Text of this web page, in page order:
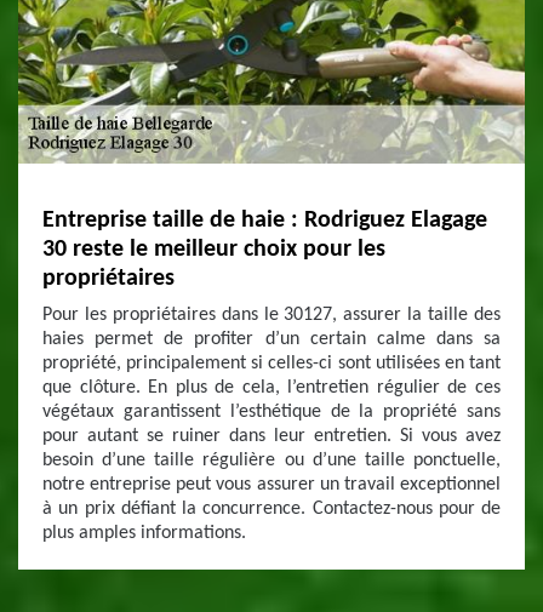
Entreprise taille de haie : Rodriguez Elagage
30 reste le meilleur choix pour les
propriétaires
Pour les propriétaires dans le 30127, assurer la taille des
haies permet de profiter d’un certain calme dans sa
propriété, principalement si celles-ci sont utilisées en tant
que clôture. En plus de cela, l’entretien régulier de ces
végétaux garantissent l’esthétique de la propriété sans
pour autant se ruiner dans leur entretien. Si vous avez
besoin d’une taille régulière ou d’une taille ponctuelle,
notre entreprise peut vous assurer un travail exceptionnel
à un prix défiant la concurrence. Contactez-nous pour de
plus amples informations.